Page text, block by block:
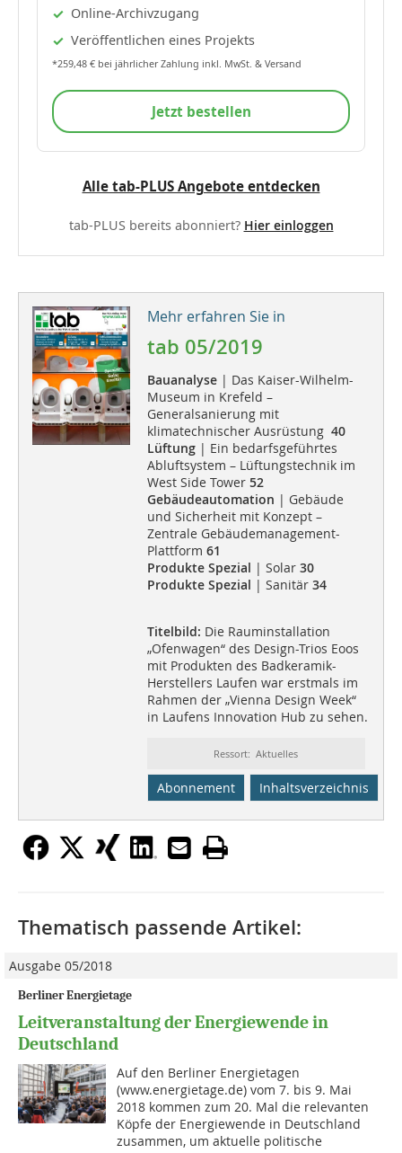
Online-Archivzugang
Veröffentlichen eines Projekts
*259,48 € bei jährlicher Zahlung inkl. MwSt. & Versand
Jetzt bestellen
Alle tab-PLUS Angebote entdecken
tab-PLUS bereits abonniert? Hier einloggen
Mehr erfahren Sie in
tab 05/2019
Bauanalyse| Das Kaiser-Wilhelm-
Museum in Krefeld –
Generalsanierung mit
klimatechnischer Ausrüstung 40
Lüftung| Ein bedarfsgeführtes
Abluftsystem – Lüftungstechnik im
West Side Tower 52
Gebäudeautomation | Gebäude
und Sicherheit mit Konzept –
Zentrale Gebäudemanagement-
Plattform 61
Produkte Spezial | Solar 30
Produkte Spezial | Sanitär 34
Titelbild: Die Rauminstallation
„Ofenwagen“ des Design-Trios Eoos
mit Produkten des Badkeramik-
Herstellers Laufen war erstmals im
Rahmen der „Vienna Design Week“
in Laufens Innovation Hub zu sehen.
Ressort: Aktuelles
Abonnement Inhaltsverzeichnis
Thematisch passende Artikel:
Ausgabe 05/2018
Berliner Energietage
Leitveranstaltung der Energiewende in
Deutschland
Auf den Berliner Energietagen
(www.energietage.de) vom 7. bis 9. Mai
2018 kommen zum 20. Mal die relevanten
Köpfe der Energiewende in Deutschland
zusammen, um aktuelle politische